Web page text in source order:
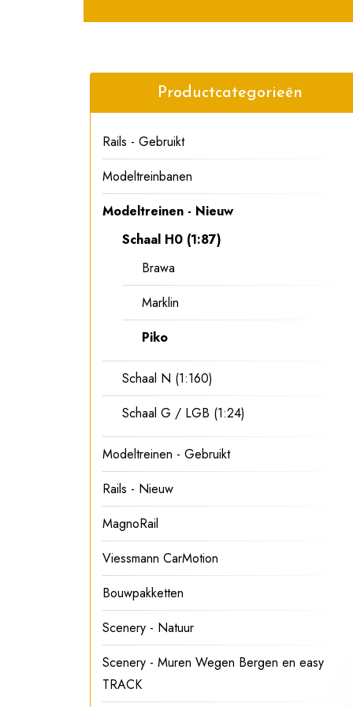
Productcategorieën
Rails - Gebruikt
Modeltreinbanen
Modeltreinen - Nieuw
Schaal H0 (1:87)
Brawa
Marklin
Piko
Schaal N (1:160)
Schaal G / LGB (1:24)
Modeltreinen - Gebruikt
Rails - Nieuw
MagnoRail
Viessmann CarMotion
Bouwpakketten
Scenery - Natuur
Scenery - Muren Wegen Bergen en easy
TRACK